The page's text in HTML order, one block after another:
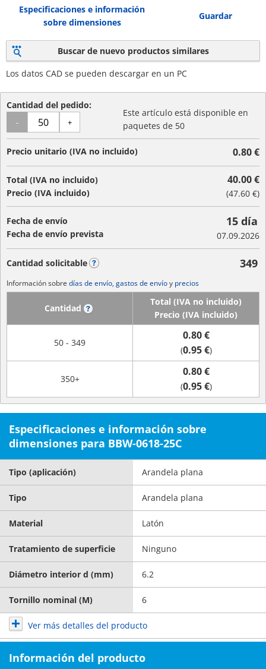
Especificaciones e información
sobre dimensiones
Guardar
Buscar de nuevo productos similares
Los datos CAD se pueden descargar en un PC
Cantidad del pedido:
- +
Este artículo está disponible en
paquetes de 50
Precio unitario (IVA no incluido) 0.80 €
Total (IVA no incluido)
Precio (IVA incluido)
40.00 €
(47.60 €)
Fecha de envío
Fecha de envío prevista
15 día
07.09.2026
Cantidad solicitable 349
Información sobre días de envío, gastos de envíoy precios
Cantidad
Total (IVA no incluido)
Precio (IVA incluido)
50 - 349
0.80 €
(0.95 €)
350+
0.80 €
(0.95 €)
Especificaciones e información sobre
dimensiones para BBW-0618-25C
Tipo (aplicación) Arandela plana
Tipo Arandela plana
Material Latón
Tratamiento de superficie Ninguno
Diámetro interior d (mm) 6.2
Tornillo nominal (M) 6
Ver más detalles del producto
Información del producto